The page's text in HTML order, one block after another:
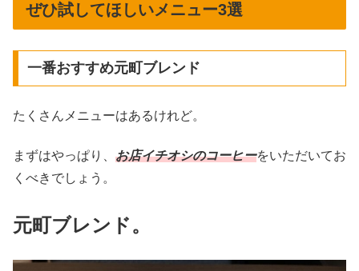
ぜひ試してほしいメニュー3選
一番おすすめ元町ブレンド
たくさんメニューはあるけれど。
まずはやっぱり、 お店イチオシのコーヒーをいただいてお
くべきでしょう。
元町ブレンド。